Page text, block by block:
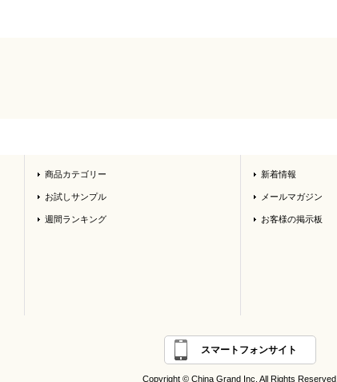
商品カテゴリー
お試しサンプル
週間ランキング
新着情報
メールマガジン
お客様の掲示板
スマートフォンサイト
Copyright © China Grand Inc. All Rights Reserved.